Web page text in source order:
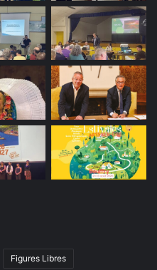
Figures Libres